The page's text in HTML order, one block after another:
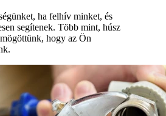
ha felhív minket, és
segítenek. Több mint, húsz
hogy az Ön